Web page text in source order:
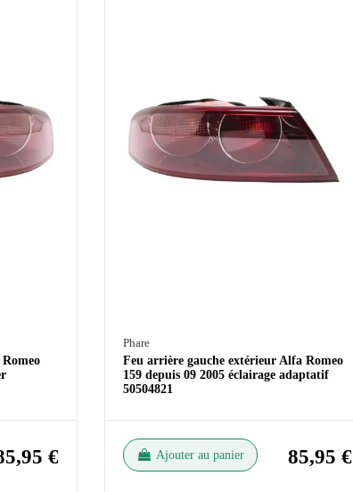
€
Phare
Feu arrière gauche extérieur Alfa Romeo
159 depuis 09 2005 éclairage adaptatif
50504821
Ajouter au panier 85,95 €